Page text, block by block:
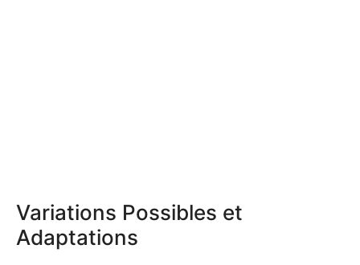
Variations Possibles et
Adaptations